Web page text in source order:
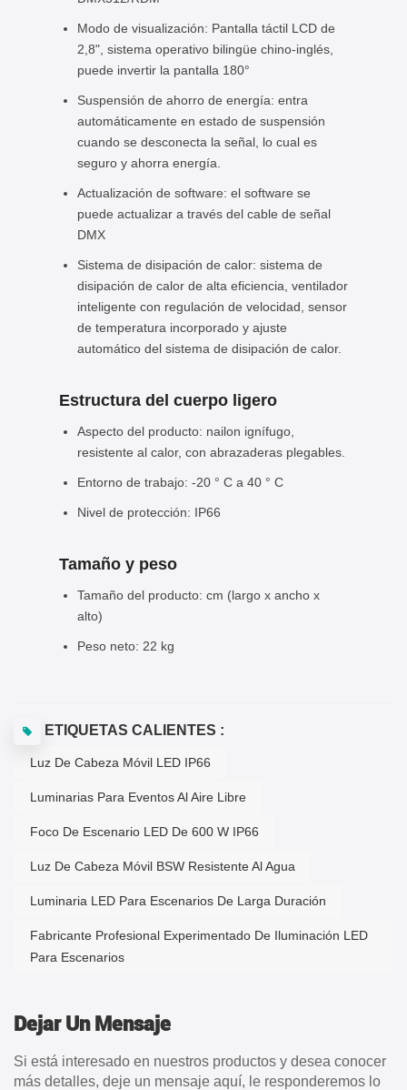
Modo de visualización: Pantalla táctil LCD de
2,8", sistema operativo bilingüe chino-inglés,
puede invertir la pantalla 180°
Suspensión de ahorro de energía: entra
automáticamente en estado de suspensión
cuando se desconecta la señal, lo cual es
seguro y ahorra energía.
Actualización de software: el software se
puede actualizar a través del cable de señal
DMX
Sistema de disipación de calor: sistema de
disipación de calor de alta eficiencia, ventilador
inteligente con regulación de velocidad, sensor
de temperatura incorporado y ajuste
automático del sistema de disipación de calor.
Estructura del cuerpo ligero
Aspecto del producto: nailon ignífugo,
resistente al calor, con abrazaderas plegables.
Entorno de trabajo: -20 ° C a 40 ° C
Nivel de protección: IP66
Tamaño y peso
Tamaño del producto: cm (largo x ancho x
alto)
Peso neto: 22 kg
ETIQUETAS CALIENTES :
Luz De Cabeza Móvil LED IP66
Luminarias Para Eventos Al Aire Libre
Foco De Escenario LED De 600 W IP66
Luz De Cabeza Móvil BSW Resistente Al Agua
Luminaria LED Para Escenarios De Larga Duración
Fabricante Profesional Experimentado De Iluminación LED
Para Escenarios
Dejar Un Mensaje
Si está interesado en nuestros productos y desea conocer
más detalles, deje un mensaje aquí, le responderemos lo